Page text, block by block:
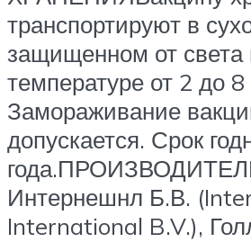
транспортируют в
защищенном от света
температуре от 2 до 8
Замораживание
допускается. Срок
Интернешнл Б.В.
International B.V.),